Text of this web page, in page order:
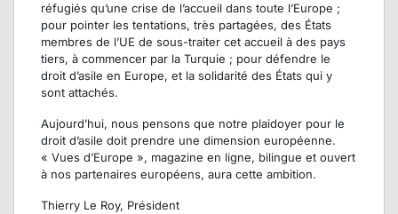
réfugiés qu’une crise de l’accueil dans toute l’Europe ;
pour pointer les tentations, très partagées, des États
membres de l’UE de sous-traiter cet accueil à des pays
tiers, à commencer par la Turquie ; pour défendre le
droit d’asile en Europe, et la solidarité des États qui y
sont attachés.
Aujourd’hui, nous pensons que notre plaidoyer pour le
droit d’asile doit prendre une dimension européenne.
« Vues d’Europe », magazine en ligne, bilingue et ouvert
à nos partenaires européens, aura cette ambition.
Thierry Le Roy, Président